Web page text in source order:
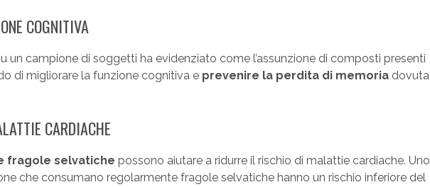
COGNITIVA
un campione di soggetti ha evidenziato come l’assunzione di composti presenti
di migliorare la funzione cognitiva e prevenire la perdita di memoria dovuta
CARDIACHE
fragole selvatiche possono aiutare a ridurre il rischio di malattie cardiache. Uno
che consumano regolarmente fragole selvatiche hanno un rischio inferiore del